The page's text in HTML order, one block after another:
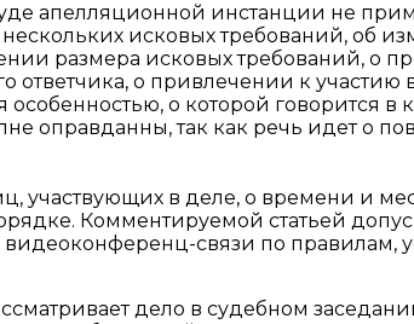
апелляционной инстанции не
исковых требований, об
размера исковых требований, о
ответчика, о привлечении к участию
о которой говорится в
оправданны, так как речь идет о
участвующих в деле, о времени и
Комментируемой статьей
связи по правилам,
дело в судебном